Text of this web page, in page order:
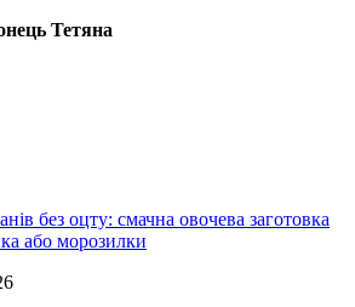
Тетяна
без оцту: смачна овочева заготовка
або морозилки